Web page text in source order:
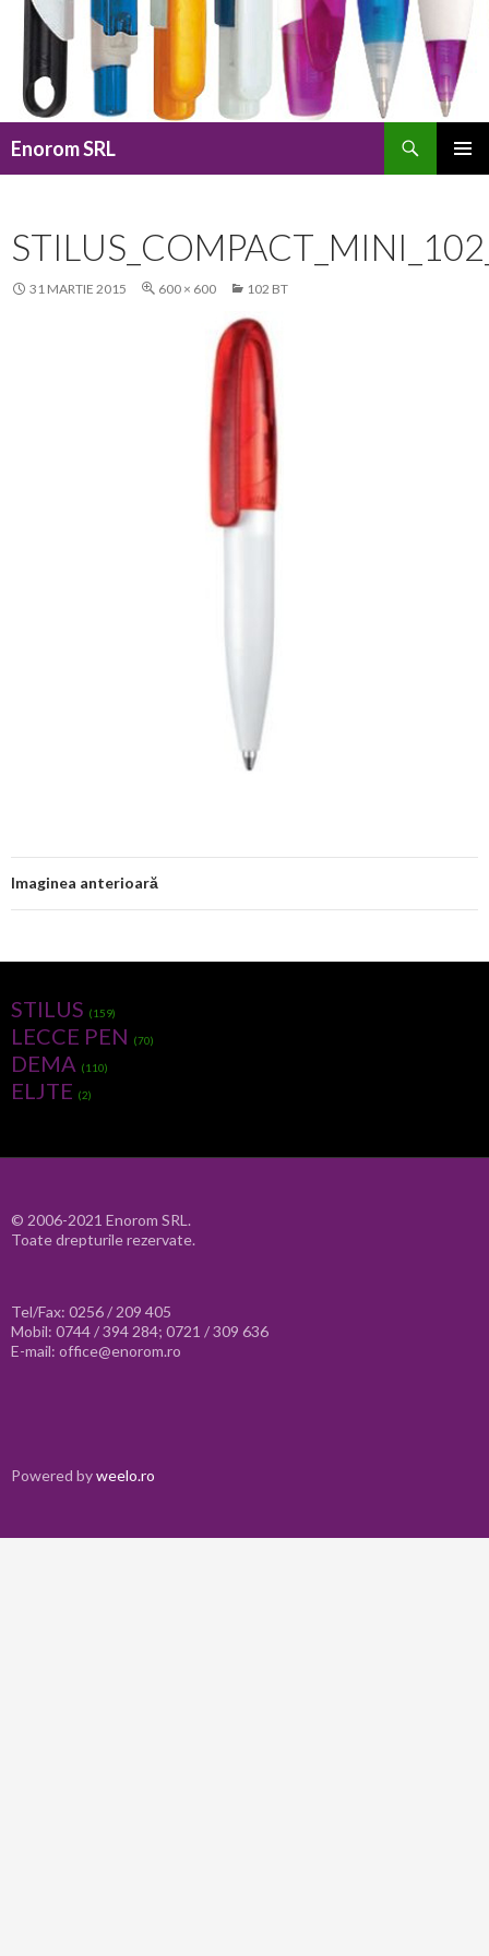
Enorom SRL
31 MARTIE 2015 600 × 600 102 BT
Imaginea anterioară
STILUS (159)
LECCE PEN (70)
DEMA (110)
ELJTE (2)
© 2006-2021 Enorom SRL.
Toate drepturile rezervate.
Tel/Fax: 0256 / 209 405
Mobil: 0744 / 394 284; 0721 / 309 636
E-mail: office@enorom.ro
Powered byweelo.ro